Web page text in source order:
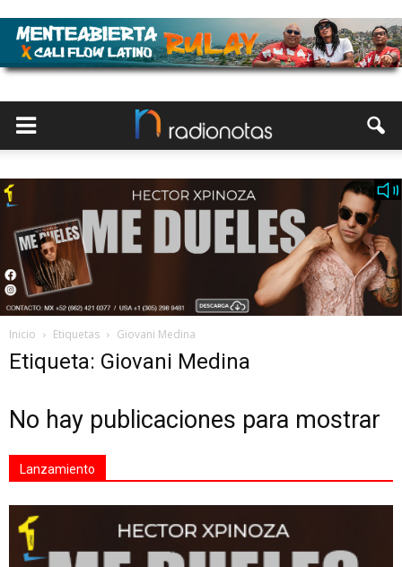
Inicio Etiquetas Giovani Medina
Etiqueta: Giovani Medina
No hay publicaciones para mostrar
Lanzamiento